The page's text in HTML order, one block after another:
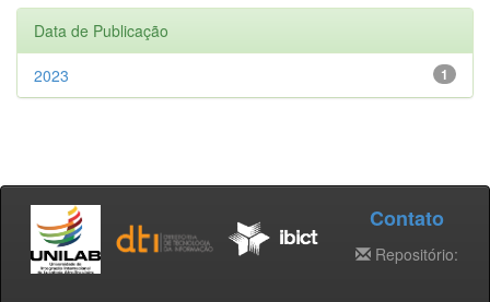
Data de Publicação
1
2023
Contato
Repositório: